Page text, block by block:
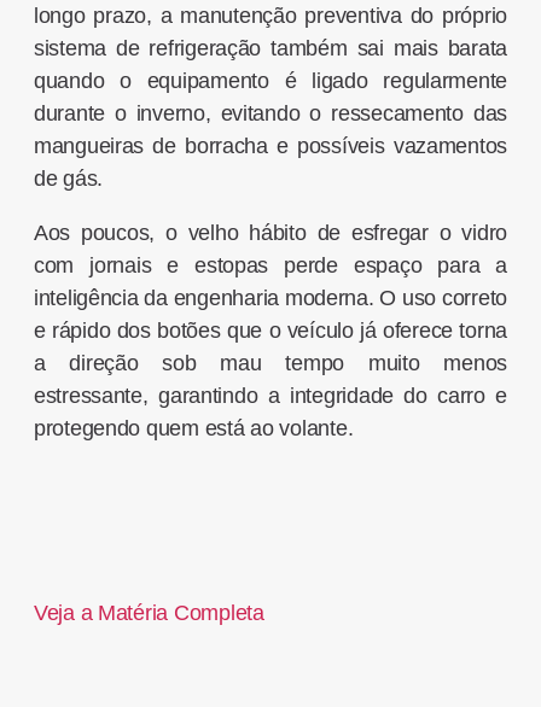
longo prazo, a manutenção preventiva do próprio
sistema de refrigeração também sai mais barata
quando o equipamento é ligado regularmente
durante o inverno, evitando o ressecamento das
mangueiras de borracha e possíveis vazamentos
de gás.
Aos poucos, o velho hábito de esfregar o vidro
com jornais e estopas perde espaço para a
inteligência da engenharia moderna. O uso correto
e rápido dos botões que o veículo já oferece torna
a direção sob mau tempo muito menos
estressante, garantindo a integridade do carro e
protegendo quem está ao volante.
Veja a Matéria Completa